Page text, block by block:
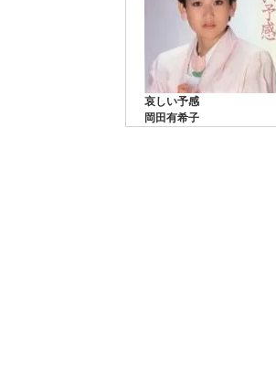
哀しい予感
岡田有希子